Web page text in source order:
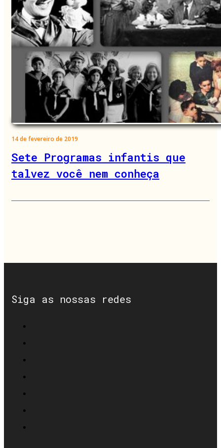
14 de fevereiro de 2019
Sete Programas infantis que
talvez você nem conheça
Siga as nossas redes